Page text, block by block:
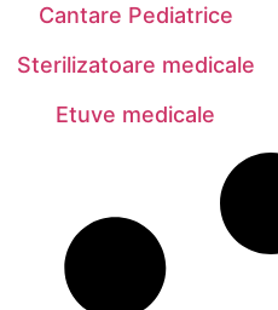
Cantare Pediatrice
Sterilizatoare medicale
Etuve medicale